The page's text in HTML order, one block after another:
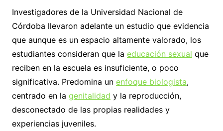
Investigadores de la Universidad Nacional de
Córdoba llevaron adelante un estudio que evidencia
que aunque es un espacio altamente valorado, los
estudiantes consideran que la educación sexual que
reciben en la escuela es insuficiente, o poco
significativa. Predomina un enfoque biologista,
centrado en la genitalidad y la reproducción,
desconectado de las propias realidades y
experiencias juveniles.